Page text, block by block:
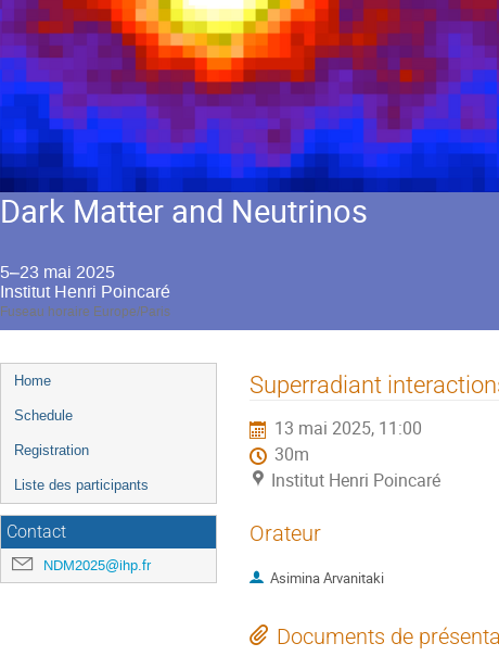
Dark Matter and Neutrinos
5–23 mai 2025
Institut Henri Poincaré
Fuseau horaire Europe/Paris
Menu
de
Home
Schedule
Registration
Liste des participants
Contact
NDM2025@ihp.fr
Superradiant
13 mai 2025, 11:00
30m
Institut Henri Poincaré
Orateur
Asimina Arvanitaki
Documents de